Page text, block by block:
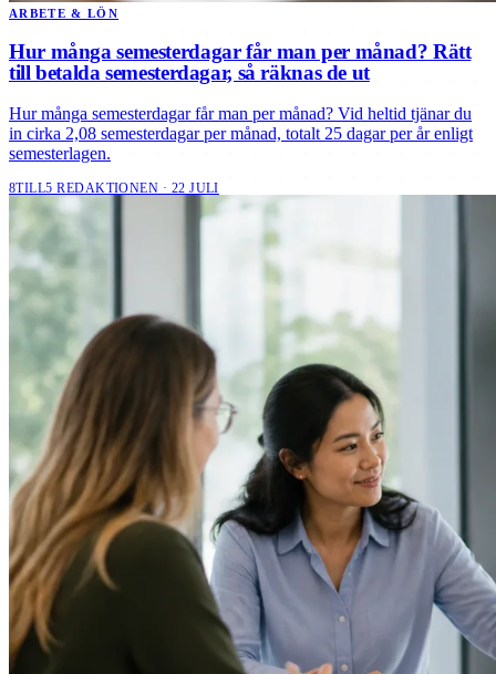
ARBETE & LÖN
Hur många semesterdagar får man per månad? Rätt
till betalda semesterdagar, så räknas de ut
Hur många semesterdagar får man per månad? Vid heltid tjänar du
in cirka 2,08 semesterdagar per månad, totalt 25 dagar per år enligt
semesterlagen.
8TILL5 REDAKTIONEN · 22 JULI